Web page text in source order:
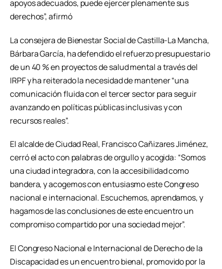
apoyos adecuados, puede ejercer plenamente sus
derechos”, afirmó
La consejera de Bienestar Social de Castilla-La Mancha,
Bárbara García, ha defendido el refuerzo presupuestario
de un 40 % en proyectos de salud mental a través del
IRPF y ha reiterado la necesidad de mantener “una
comunicación fluida con el tercer sector para seguir
avanzando en políticas públicas inclusivas y con
recursos reales”.
El alcalde de Ciudad Real, Francisco Cañizares Jiménez,
cerró el acto con palabras de orgullo y acogida: “Somos
una ciudad integradora, con la accesibilidad como
bandera, y acogemos con entusiasmo este Congreso
nacional e internacional. Escuchemos, aprendamos, y
hagamos de las conclusiones de este encuentro un
compromiso compartido por una sociedad mejor”.
El Congreso Nacional e Internacional de Derecho de la
Discapacidad es un encuentro bienal, promovido por la